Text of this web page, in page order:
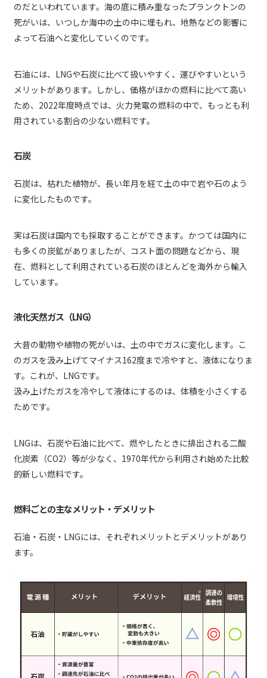
のだといわれています。海の底に積み重なったプランクトンの
死がいは、いつしか海中の土の中に埋もれ、地熱などの影響に
よって石油へと変化していくのです。
石油には、LNGや石炭に比べて扱いやすく、運びやすいという
メリットがあります。しかし、価格がほかの燃料に比べて高い
ため、2022年度時点では、火力発電の燃料の中で、もっとも利
用されている割合の少ない燃料です。
石炭
石炭は、枯れた植物が、長い年月を経て土の中で岩や石のよう
に変化したものです。
実は石炭は国内でも採取することができます。かつては国内に
も多くの炭鉱がありましたが、コスト面の問題などから、現
在、燃料として利用されている石炭のほとんどを海外から輸入
しています。
液化天然ガス（LNG）
大昔の動物や植物の死がいは、土の中でガスに変化します。こ
のガスを汲み上げてマイナス162度まで冷やすと、液体になりま
す。これが、LNGです。
汲み上げたガスを冷やして液体にするのは、体積を小さくする
ためです。
LNGは、石炭や石油に比べて、燃やしたときに排出される二酸
化炭素（CO2）等が少なく、1970年代から利用され始めた比較
的新しい燃料です。
燃料ごとの主なメリット・デメリット
石油・石炭・LNGには、それぞれメリットとデメリットがあり
ます。